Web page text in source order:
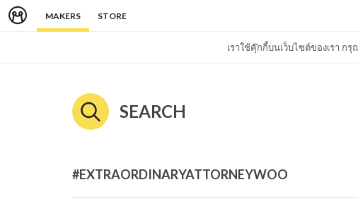
MAKERS STORE
เราใช้คุ๊กกี้บนเว็บไซต์ของเรา ก
SEARCH
#EXTRAORDINARYATTORNEYWOO